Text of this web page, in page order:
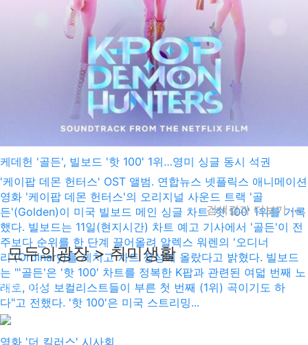
케데헌 '골든', 빌보드 '핫 100' 1위…영미 싱글 동시 석권
'케이팝 데몬 헌터스' OST 앨범. 연합뉴스 넷플릭스 애니메이션
영화 '케이팝 데몬 헌터스'의 오리지널 사운드 트랙 '골
든'(Golden)이 미국 빌보드 메인 싱글 차트 '핫 100' 1위를 기록
했다. 빌보드는 11일(현지시간) 차트 예고 기사에서 '골든'이 전
주보다 순위를 한 단계 끌어올려 알렉스 워렌의 '오디너
리'(Ordinary)를 제치고 차트 정상에 올랐다고 밝혔다. 빌보드
는 "'골든'은 '핫 100' 차트를 정복한 K팝과 관련된 여덟 번째 노
래로, 여성 보컬리스트들이 부른 첫 번째 (1위) 곡이기도 하
다"고 전했다. '핫 100'은 미국 스트리밍...
검색결과 더보기
모두의광장 > 취미생활
인삼이언니
영화 '더 킬러스' 시사회